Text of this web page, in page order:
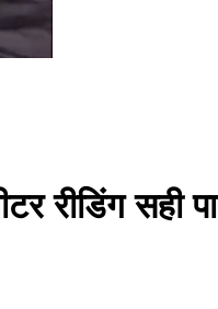
रीडिंग सही